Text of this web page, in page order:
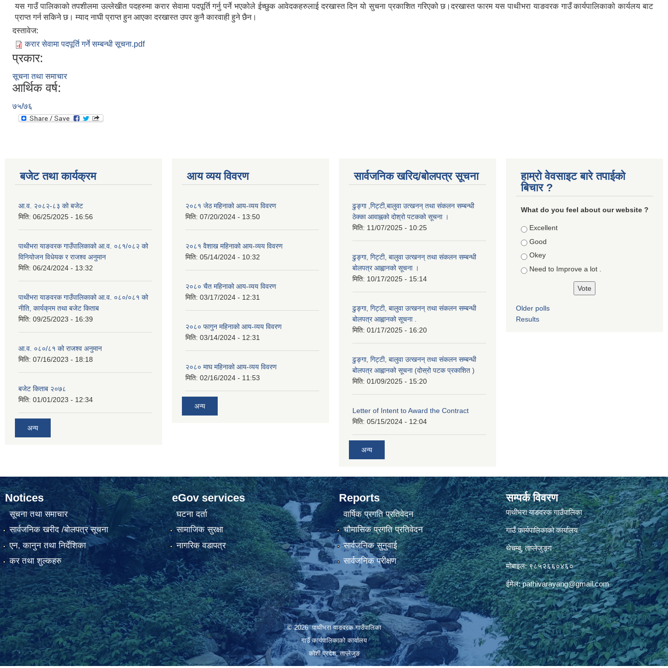
यस गाउँ पालिकाको तपशीलमा उल्लेखीत पदहरुमा करार सेवामा पदपूर्ति गर्नु पर्ने भएकोले ईच्छुक आवेदकहरुलाई दरखास्त दिन यो सुचना प्रकाशित गरिएको छ।दरखास्त फारम यस पाथीभरा याङवरक गाउँ कार्यपालिकाको कार्यलय बाट
प्राप्त गर्न सकिने छ। म्याद नाघी प्राप्त हुन आएका दरखास्त उपर कुनै कारवाही हुने छैन।
दस्तावेज:
करार सेवामा पदपूर्ति गर्ने सम्बन्धी सूचना.pdf
प्रकार:
सूचना तथा समाचार
आर्थिक वर्ष:
७५/७६
बजेट तथा कार्यक्रम
आ.व. २०८२-८३ को बजेट
मिति: 06/25/2025 - 16:56
पाथीभरा याङवरक गाउँपालिकाको आ.व. ०८१/०८२ को
विनियोजन विधेयक र राजश्व अनुमान
मिति: 06/24/2024 - 13:32
पाथीभरा याङवरक गाउँपालिकाको आ.व. ०८०/०८१ को
नीति, कार्यक्रम तथा बजेट किताब
मिति: 09/25/2023 - 16:39
आ.व. ०८०/८१ को राजश्व अनुमान
मिति: 07/16/2023 - 18:18
बजेट किताब २०७८
मिति: 01/01/2023 - 12:34
अन्य
आय व्यय विवरण
२०८१ जेठ महिनाको आय-व्यय विवरण
मिति: 07/20/2024 - 13:50
२०८१ वैशाख महिनाको आय-व्यय विवरण
मिति: 05/14/2024 - 10:32
२०८० चैत महिनाको आय-व्यय विवरण
मिति: 03/17/2024 - 12:31
२०८० फागुन महिनाको आय-व्यय विवरण
मिति: 03/14/2024 - 12:31
२०८० माघ महिनाको आय-व्यय विवरण
मिति: 02/16/2024 - 11:53
अन्य
सार्वजनिक खरिद/बोलपत्र सूचना
ढुङ्गा ,गिट्टी,बालुवा उत्खनन् तथा संकलन सम्बन्धी
ठेक्का आवाह्नको दोश्रो पटकको सूचना ।
मिति: 11/07/2025 - 10:25
ढुङ्गा, गिट्टी, बालुवा उत्खनन् तथा संकलन सम्बन्धी
बोलपत्र आह्वानको सूचना ।
मिति: 10/17/2025 - 15:14
ढुङ्गा, गिट्टी, बालुवा उत्खनन् तथा संकलन सम्बन्धी
बोलपत्र आह्वानको सूचना .
मिति: 01/17/2025 - 16:20
ढुङ्गा, गिट्टी, बालुवा उत्खनन् तथा संकलन सम्बन्धी
बोलपत्र आह्वानको सूचना (दोस्रो पटक प्रकाशित )
मिति: 01/09/2025 - 15:20
Letter of Intent to Award the Contract
मिति: 05/15/2024 - 12:04
अन्य
हाम्रो वेवसाइट बारे तपाईको
बिचार ?
What do you feel about our website ?
Choices
Excellent
Good
Okey
Need to Improve a lot .
Older polls
Results
Notices
सूचना तथा समाचार
सार्वजनिक खरीद /बोलपत्र सूचना
एन, कानुन तथा निर्देशिका
कर तथा शुल्कहरु
eGov services
घटना दर्ता
सामाजिक सुरक्षा
नागरिक वडापत्र
Reports
वार्षिक प्रगति प्रतिवेदन
चौमासिक प्रगति प्रतिवेदन
सार्वजनिक सुनुवाई
सार्वजनिक परीक्षण
सम्पर्क विवरण
पाथीभरा याङवरक गाउँपालिका
गाउँ कार्यपालिकाको कार्यालय
थेचम्बु, ताप्लेजुङ्ग
मोबाइल: ९८५२६६०४६०
ईमेल:pathivarayang@gmail.com
© 2026 पाथीभरा याङवरक गाउँपालिका
गाउँ कार्यपालिकाको कार्यालय
कोशी प्रदेश, ताप्लेजुङ